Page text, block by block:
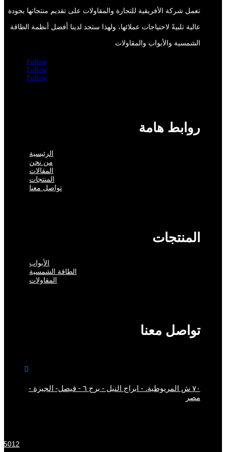
تواصل معنا

٧٠ ش المريوطية. - ابراج النيل - برج ٦ - فيصل- الجيزة -
مصر
المنتجات
الأبواب
الطاقة الشمسية
المقاولات
روابط هامة
الرئيسية
من نحن
المقالات
المنتجات
تواصل معنا
تعمل شركة الأفريقية للتجارة والمقاولات على تقديم منتجاتها بجودة
عالية تلبيةً لاحتياجات عملائها، ولهذا ستجد لدينا أفضل أنظمة الطاقة
الشمسية والأبواب والمقاولات
Follow
Follow
Follow